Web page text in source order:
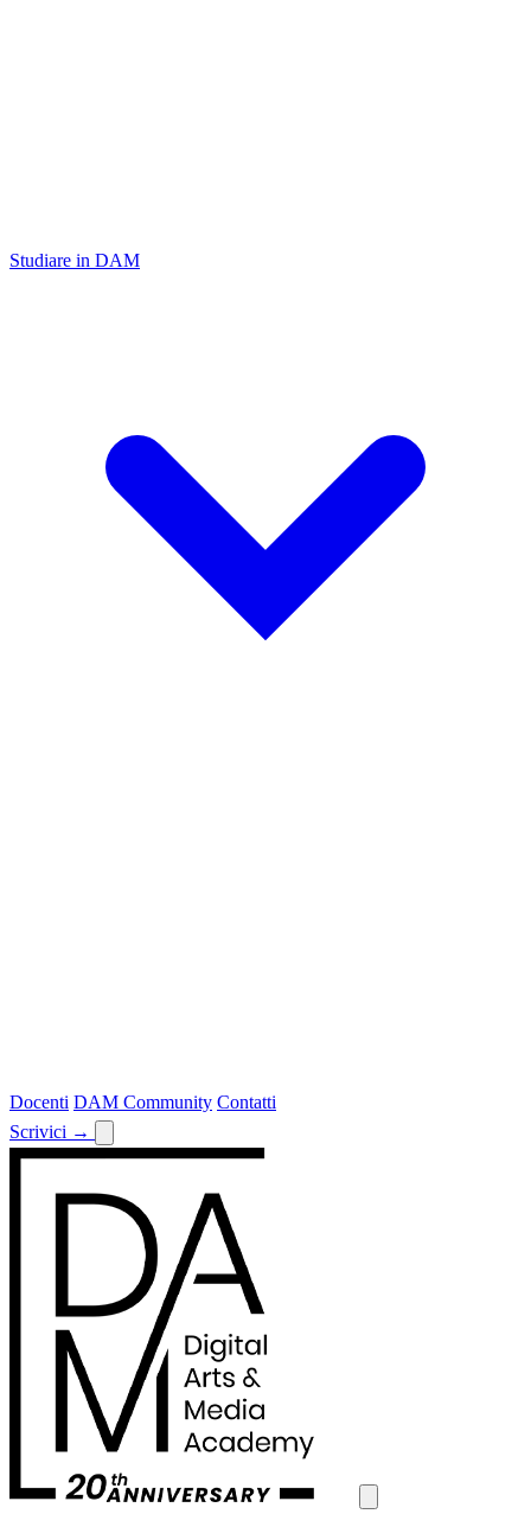
Studiare in DAM
Docenti DAM Community Contatti
Scrivici →